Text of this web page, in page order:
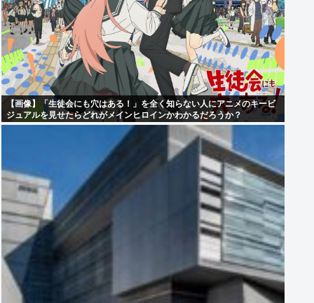
【画像】「生徒会にも穴はある！」を全く知らない人にアニメのキービ
ジュアルを見せたらどれがメインヒロインかわかるだろうか？